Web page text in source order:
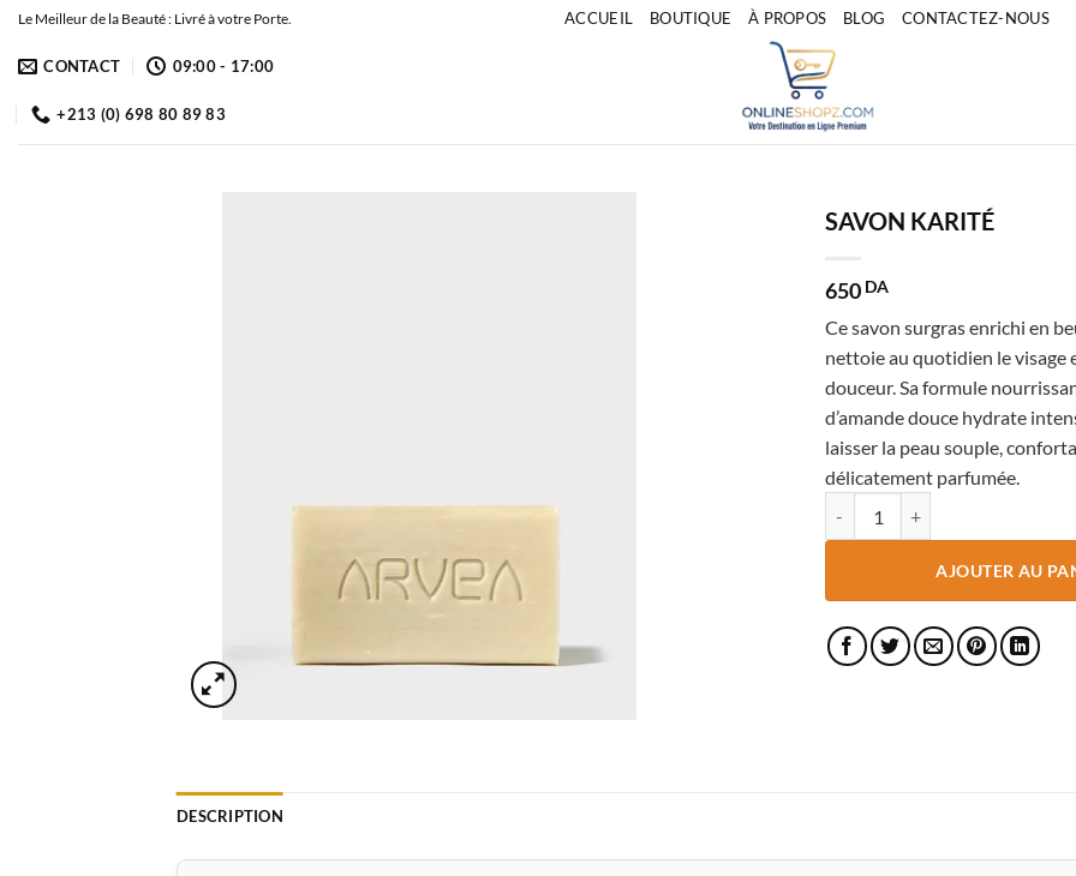
Passer
contenu
Le Meilleur de la Beauté : Livré à votre Porte. ACCUEIL BOUTIQUE À PROPOS BLOG CONTACTEZ-NOUS
CONTACT 09:00 - 17:00
+213 (0) 698 80 89 83
SAVON KARITÉ
650 DA
Ce savon surgras enrichi en
nettoie au quotidien le visage
douceur. Sa formule
d’amande douce hydrate
laisser la peau souple,
délicatement parfumée.
AJOUTER AU
DESCRIPTION